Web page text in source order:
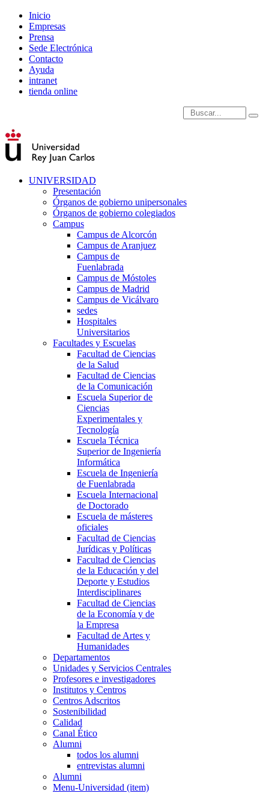
Inicio
Empresas
Prensa
Sede Electrónica
Contacto
Ayuda
intranet
tienda online
Introduce términos de
UNIVERSIDAD
Presentación
Órganos de gobierno unipersonales
Órganos de gobierno colegiados
Campus
Campus de Alcorcón
Campus de Aranjuez
Campus de
Fuenlabrada
Campus de Móstoles
Campus de Madrid
Campus de Vicálvaro
sedes
Hospitales
Universitarios
Facultades y Escuelas
Facultad de Ciencias
de la Salud
Facultad de Ciencias
de la Comunicación
Escuela Superior de
Ciencias
Experimentales y
Tecnología
Escuela Técnica
Superior de Ingeniería
Informática
Escuela de Ingeniería
de Fuenlabrada
Escuela Internacional
de Doctorado
Escuela de másteres
oficiales
Facultad de Ciencias
Jurídicas y Políticas
Facultad de Ciencias
de la Educación y del
Deporte y Estudios
Interdisciplinares
Facultad de Ciencias
de la Economía y de
la Empresa
Facultad de Artes y
Humanidades
Departamentos
Unidades y Servicios Centrales
Profesores e investigadores
Institutos y Centros
Centros Adscritos
Sostenibilidad
Calidad
Canal Ético
Alumni
todos los alumni
entrevistas alumni
Alumni
Menu-Universidad (item)